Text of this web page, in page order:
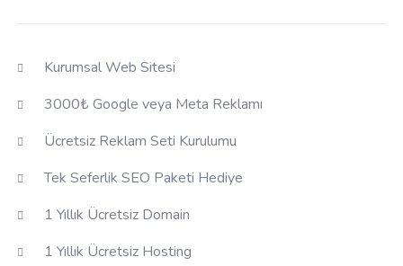
Kurumsal Web Sitesi
3000₺ Google veya Meta Reklamı
Ücretsiz Reklam Seti Kurulumu
Tek Seferlik SEO Paketi Hediye
1 Yıllık Ücretsiz Domain
1 Yıllık Ücretsiz Hosting